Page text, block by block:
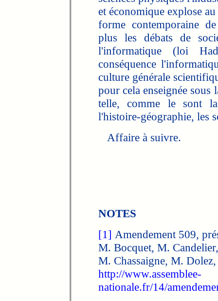
et économique explose
forme contemporaine
plus les débats de
l'informatique (loi
conséquence
culture générale
pour cela enseignée
telle, comme le sont la
l'histoire-géographie, les
Affaire à suivre.
NOTES
[1] Amendement 509,
M. Bocquet, M.
M. Chassaigne, M.
http://www.assemblee-
nationale.fr/14/